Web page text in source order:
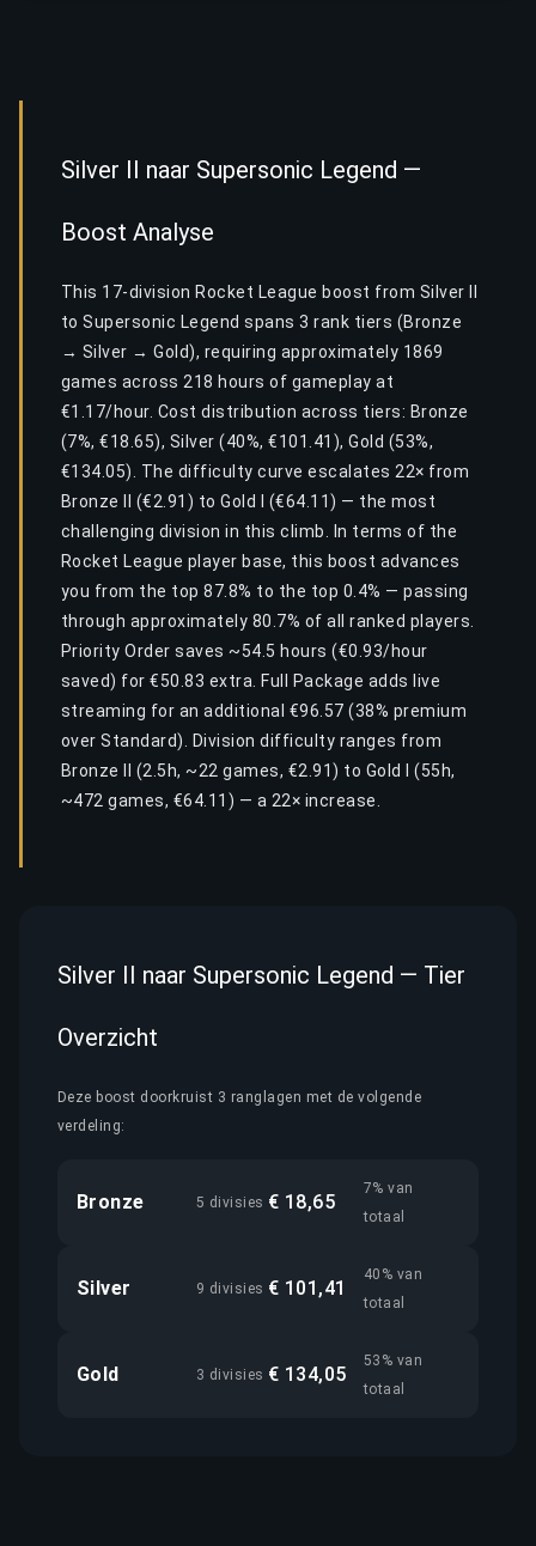
Silver II naar Supersonic Legend —
Boost Analyse
This 17-division Rocket League boost from Silver II
to Supersonic Legend spans 3 rank tiers (Bronze
→ Silver → Gold), requiring approximately 1869
games across 218 hours of gameplay at
€1.17/hour. Cost distribution across tiers: Bronze
(7%, €18.65), Silver (40%, €101.41), Gold (53%,
€134.05). The difficulty curve escalates 22× from
Bronze II (€2.91) to Gold I (€64.11) — the most
challenging division in this climb. In terms of the
Rocket League player base, this boost advances
you from the top 87.8% to the top 0.4% — passing
through approximately 80.7% of all ranked players.
Priority Order saves ~54.5 hours (€0.93/hour
saved) for €50.83 extra. Full Package adds live
streaming for an additional €96.57 (38% premium
over Standard). Division difficulty ranges from
Bronze II (2.5h, ~22 games, €2.91) to Gold I (55h,
~472 games, €64.11) — a 22× increase.
Silver II naar Supersonic Legend — Tier
Overzicht
Deze boost doorkruist 3 ranglagen met de volgende
verdeling:
Bronze 5 divisies € 18,65
7% van
totaal
Silver 9 divisies € 101,41
40% van
totaal
Gold 3 divisies € 134,05
53% van
totaal